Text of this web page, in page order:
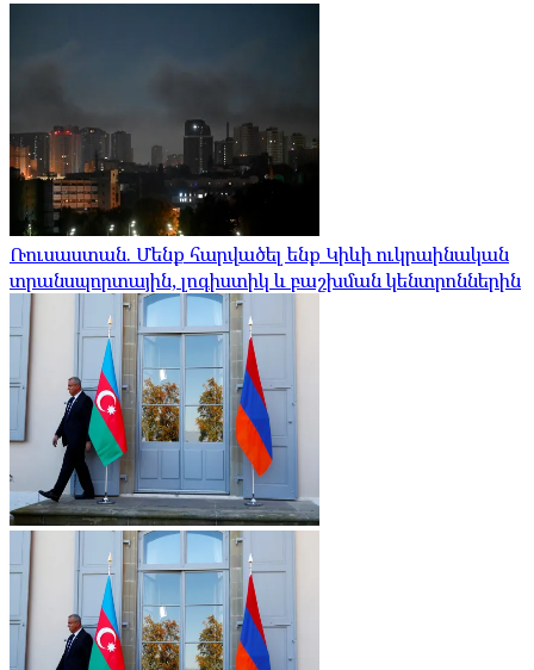
Ռուսաստան. Մենք հարվածել ենք Կիևի ուկրաինական
տրանսպորտային, լոգիստիկ և բաշխման կենտրոններին